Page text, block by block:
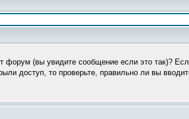
форум (вы увидите сообщение если это так)?
доступ, то проверьте, правильно ли вы